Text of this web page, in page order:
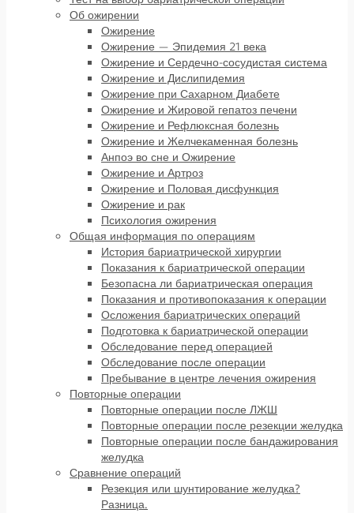
Об ожирении
Ожирение
Ожирение — Эпидемия 21 века
Ожирение и Сердечно-сосудистая система
Ожирение и Дислипидемия
Ожирение при Сахарном Диабете
Ожирение и Жировой гепатоз печени
Ожирение и Рефлюксная болезнь
Ожирение и Желчекаменная болезнь
Анпоэ во сне и Ожирение
Ожирение и Артроз
Ожирение и Половая дисфункция
Ожирение и рак
Психология ожирения
Общая информация по операциям
История бариатрической хирургии
Показания к бариатрической операции
Безопасна ли бариатрическая операция
Показания и противопоказания к операции
Осложения бариатрических операций
Подготовка к бариатрической операции
Обследование перед операцией
Обследование после операции
Пребывание в центре лечения ожирения
Повторные операции
Повторные операции после ЛЖШ
Повторные операции после резекции желудка
Повторные операции после бандажирования
желудка
Сравнение операций
Резекция или шунтирование желудка?
Разница.